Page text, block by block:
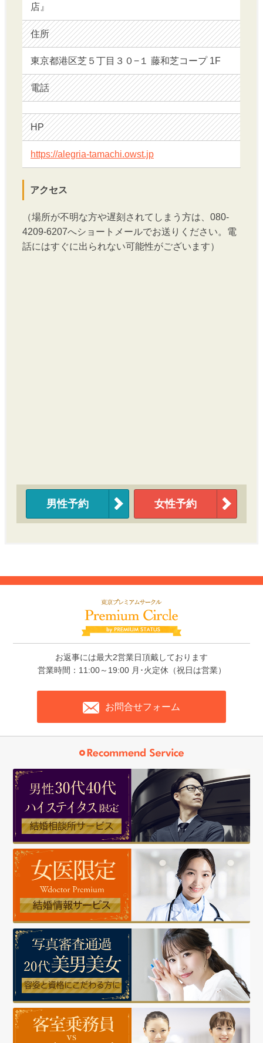
店』
住所
東京都港区芝５丁目３０−１ 藤和芝コープ 1F
電話
HP
https://alegria-tamachi.owst.jp
アクセス
（場所が不明な方や遅刻されてしまう方は、080-
4209-6207へショートメールでお送りください。電
話にはすぐに出られない可能性がございます）
男性予約 女性予約
お返事には最大2営業日頂戴しております
営業時間：11:00～19:00 月･火定休（祝日は営業）
お問合せフォーム